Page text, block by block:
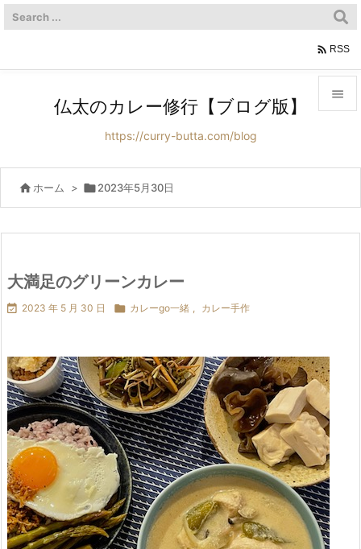



 RSS
仏太のカレー修行【ブログ版】
https://curry-butta.com/blog
 ホーム > 2023年5月30日
大満足のグリーンカレー
 2023 年 5 月 30 日  カレーgo一緒 , カレー手作